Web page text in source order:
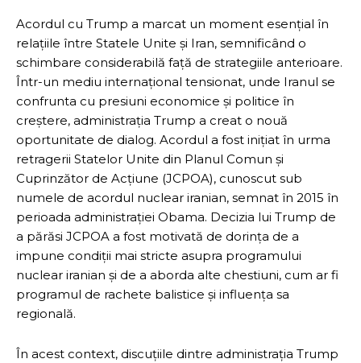
Acordul cu Trump a marcat un moment esențial în
relațiile între Statele Unite și Iran, semnificând o
schimbare considerabilă față de strategiile anterioare.
Într-un mediu internațional tensionat, unde Iranul se
confrunta cu presiuni economice și politice în
creștere, administrația Trump a creat o nouă
oportunitate de dialog. Acordul a fost inițiat în urma
retragerii Statelor Unite din Planul Comun și
Cuprinzător de Acțiune (JCPOA), cunoscut sub
numele de acordul nuclear iranian, semnat în 2015 în
perioada administrației Obama. Decizia lui Trump de
a părăsi JCPOA a fost motivată de dorința de a
impune condiții mai stricte asupra programului
nuclear iranian și de a aborda alte chestiuni, cum ar fi
programul de rachete balistice și influența sa
regională.
În acest context, discuțiile dintre administrația Trump